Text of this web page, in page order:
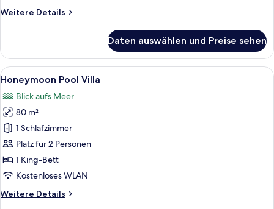
Weitere Details
Weitere
Deluxe
Ocean
View
Daten auswählen und Preise sehen
Alle
Fotos
für
Honeymoon
Pool
Villa
anzeigen
Eine moderne Villa mit großem
7
Honeymoon Pool Villa
Blick aufs Meer
80 m²
1 Schlafzimmer
Platz für 2 Personen
1 King-Bett
Kostenloses WLAN
Weitere Details
Weitere